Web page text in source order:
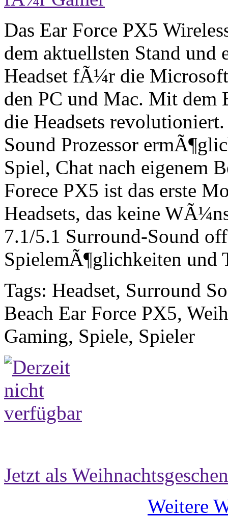
Das Ear Force PX5
dem aktuellsten Stand und
Headset fÃ¼r die
den PC und Mac. Mit dem
die Headsets
Sound Prozessor
Spiel, Chat nach eigenem
Forece PX5 ist das erste
Headsets, das keine
7.1/5.1 Surround-Sound
SpielemÃ¶glichkeiten und
Tags: Headset, Surround
Beach Ear Force PX5,
Gaming, Spiele, Spieler
Jetzt als
Weitere